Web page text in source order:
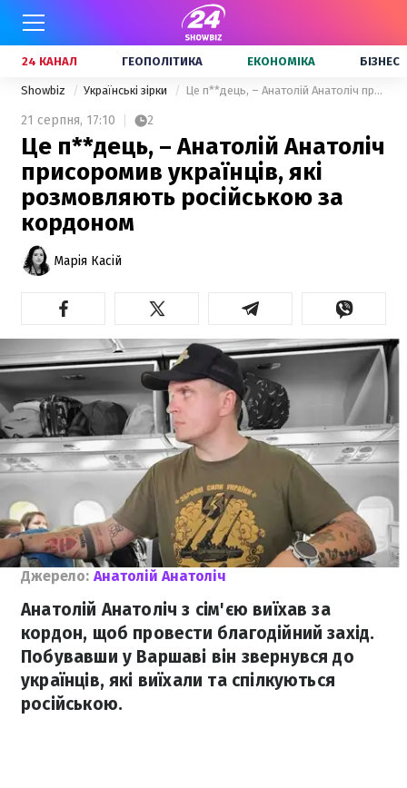
24 КАНАЛ ГЕОПОЛІТИКА ЕКОНОМІКА БІЗНЕС
Showbiz Українські зірки Це п**дець, – Анатолій Анатоліч присоромив українців, які розмовляють російською за кордоном
21 серпня, 17:10 2
Це п**дець, – Анатолій Анатоліч
присоромив українців, які
розмовляють російською за
кордоном
Марія Касій
Джерело: Анатолій Анатоліч
Анатолій Анатоліч з сім'єю виїхав за
кордон, щоб провести благодійний захід.
Побувавши у Варшаві він звернувся до
українців, які виїхали та спілкуються
російською.